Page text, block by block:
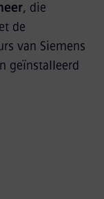
, die
de
van Siemens
geïnstalleerd